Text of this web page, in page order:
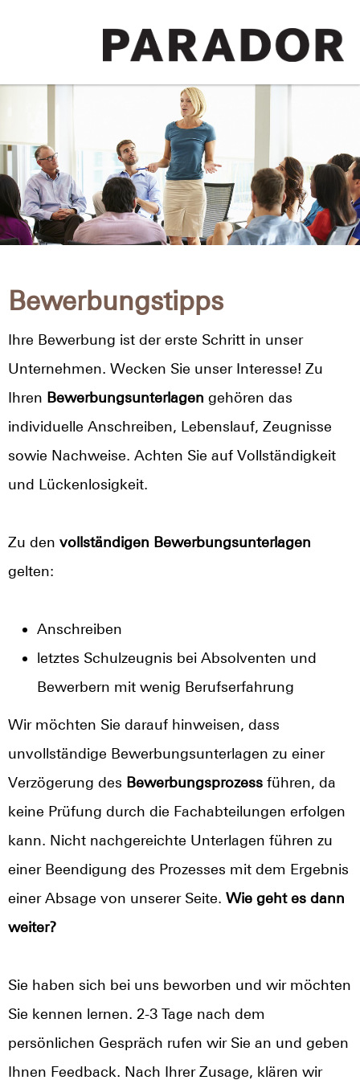
Bewerbungstipps
Ihre Bewerbung ist der erste Schritt in unser
Unternehmen. Wecken Sie unser Interesse! Zu
Ihren Bewerbungsunterlagen gehören das
individuelle Anschreiben, Lebenslauf, Zeugnisse
sowie Nachweise. Achten Sie auf Vollständigkeit
und Lückenlosigkeit.
Zu den vollständigen Bewerbungsunterlagen
gelten:
Anschreiben
letztes Schulzeugnis bei Absolventen und
Bewerbern mit wenig Berufserfahrung
Wir möchten Sie darauf hinweisen, dass
unvollständige Bewerbungsunterlagen zu einer
Verzögerung des Bewerbungsprozess führen, da
keine Prüfung durch die Fachabteilungen erfolgen
kann. Nicht nachgereichte Unterlagen führen zu
einer Beendigung des Prozesses mit dem Ergebnis
einer Absage von unserer Seite. Wie geht es dann
weiter?
Sie haben sich bei uns beworben und wir möchten
Sie kennen lernen. 2-3 Tage nach dem
persönlichen Gespräch rufen wir Sie an und geben
Ihnen Feedback. Nach Ihrer Zusage, klären wir